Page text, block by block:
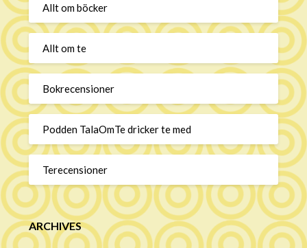
Allt om böcker
Allt om te
Bokrecensioner
Podden TalaOmTe dricker te med
Terecensioner
ARCHIVES